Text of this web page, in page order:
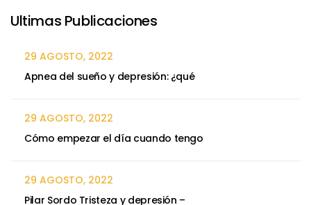
Ultimas Publicaciones
29 AGOSTO, 2022
Apnea del sueño y depresión: ¿qué
29 AGOSTO, 2022
Cómo empezar el día cuando tengo
29 AGOSTO, 2022
Pilar Sordo Tristeza y depresión –